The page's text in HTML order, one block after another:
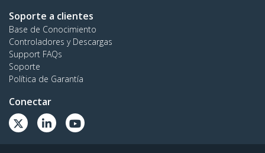
Soporte a clientes
Base de Conocimiento
Controladores y Descargas
Support FAQs
Soporte
Política de Garantía
Conectar